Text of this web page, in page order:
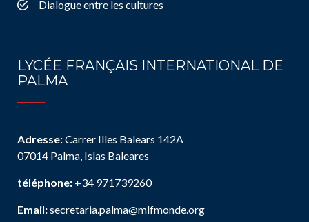
Dialogue entre les cultures
LYCÉE FRANÇAIS INTERNATIONAL DE
PALMA
Adresse:Carrer Illes Balears 142A
07014 Palma, Islas Baleares
téléphone: +34 971739260
Email:secretaria.palma@mlfmonde.org